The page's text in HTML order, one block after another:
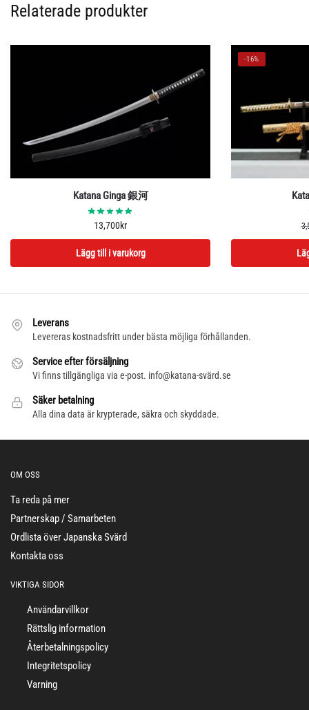
Relaterade produkter
Katana Ginga 銀河
13,700kr
Lägg till i varukorg
-16%
Leverans
Levereras kostnadsfritt under bästa möjliga förhållanden.
Service efter försäljning
Vi finns tillgängliga via e-post. info@katana-svärd.se
Säker betalning
Alla dina data är krypterade, säkra och skyddade.
OM OSS
Ta reda på mer
Partnerskap / Samarbeten
Ordlista över Japanska Svärd
Kontakta oss
VIKTIGA SIDOR
Användarvillkor
Rättslig information
Återbetalningspolicy
Integritetspolicy
Varning